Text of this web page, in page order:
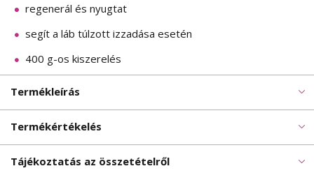
regenerál és nyugtat
segít a láb túlzott izzadása esetén
400 g-os kiszerelés
Termékleírás
Termékértékelés
Tájékoztatás az összetételről